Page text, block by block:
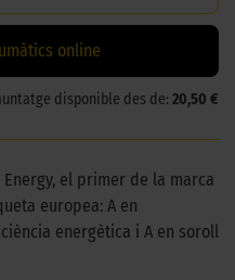
online
disponible des de: 20,50 €
el primer de la marca
europea: A en
energètica i A en soroll